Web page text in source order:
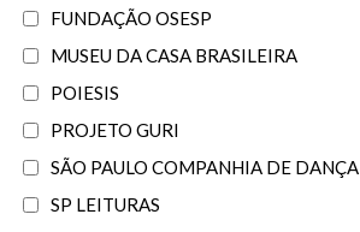
FUNDAÇÃO OSESP
MUSEU DA CASA BRASILEIRA
POIESIS
PROJETO GURI
SÃO PAULO COMPANHIA DE DANÇA
SP LEITURAS